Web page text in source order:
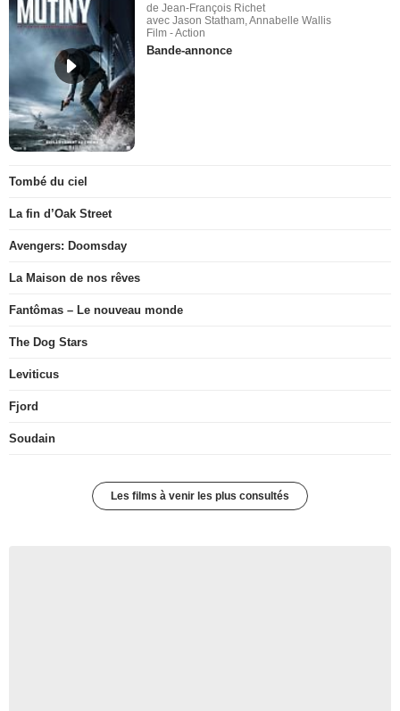
de Jean-François Richet
avec Jason Statham, Annabelle Wallis
Film - Action
Bande-annonce
Tombé du ciel
La fin d’Oak Street
Avengers: Doomsday
La Maison de nos rêves
Fantômas – Le nouveau monde
The Dog Stars
Leviticus
Fjord
Soudain
Les films à venir les plus consultés